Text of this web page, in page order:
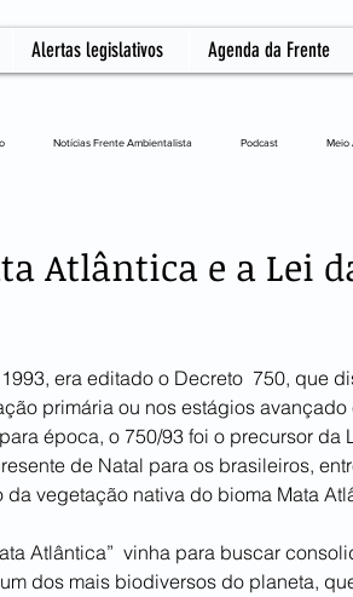
Alertas legislativos Agenda da Frente
Notícias Frente Ambientalista Podcast Meio
Atlântica e a Lei
era editado o Decreto  750, que
primária ou nos estágios
época, o 750/93 foi o precursor da
de Natal para os brasileiros,
vegetação nativa do bioma Mata
Atlântica”  vinha para buscar
dos mais biodiversos do planeta,